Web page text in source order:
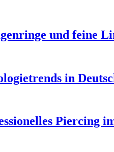
und feine
in
Piercing